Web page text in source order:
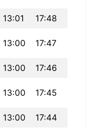
13:01 17:48
13:00 17:47
13:00 17:46
13:00 17:45
13:00 17:44